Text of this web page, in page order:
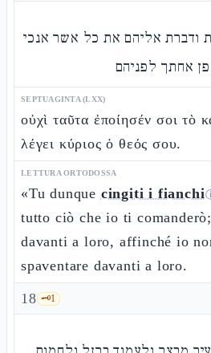
ודברת אליהם את כל אשר אנכי
אחתך לפניהם
SEPTUAGINTA (LXX)
οὐχὶ ταῦτα ἐποίησέν σοι τὸ
λέγει κύριος ὁ θεός σου.
LETTURA ORTODOSSA
«Tu dunque cingiti i fianchi
tutto ciò che io ti
davanti a loro, affinché io
spaventare davanti a loro.
18 🗝️1